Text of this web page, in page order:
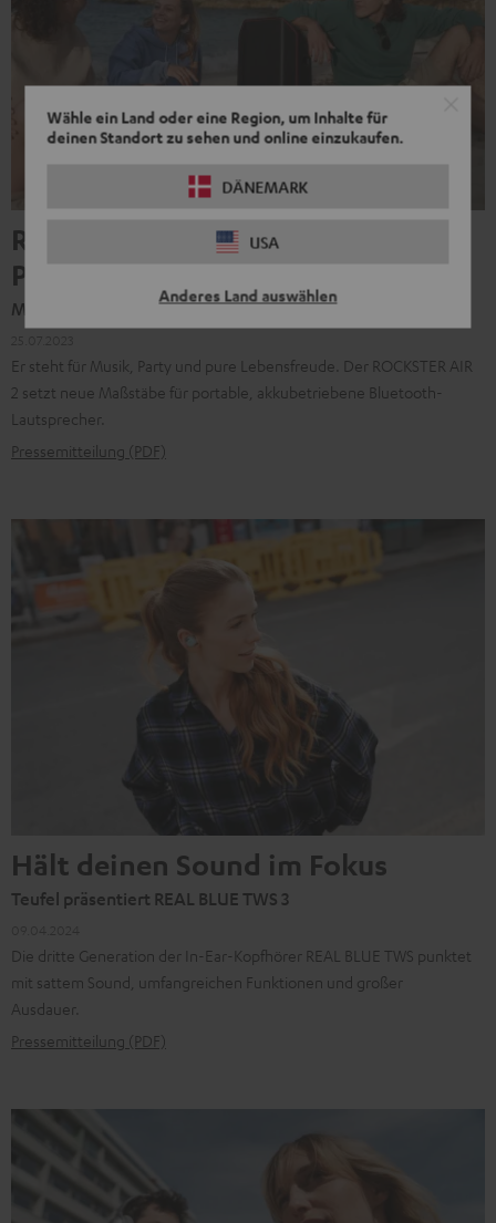
Wähle ein Land oder eine Region, um Inhalte für
deinen Standort zu sehen und online einzukaufen.
DÄNEMARK
USA
Anderes Land auswählen
ROCKSTER AIR 2 liefert geballte
Party-Power
Made for live
Er steht für Musik, Party und pure Lebensfreude. Der ROCKSTER AIR
2 setzt neue Maßstäbe für portable, akkubetriebene Bluetooth-
Lautsprecher.
Pressemitteilung (PDF)
Hält deinen Sound im Fokus
Teufel präsentiert REAL BLUE TWS 3
Die dritte Generation der In-Ear-Kopfhörer REAL BLUE TWS punktet
mit sattem Sound, umfangreichen Funktionen und großer
Ausdauer.
Pressemitteilung (PDF)